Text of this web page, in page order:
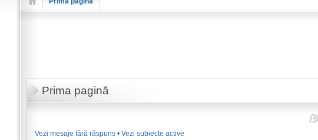
Prima pagină
Vezi mesaje fără răspuns• Vezi subiecte active